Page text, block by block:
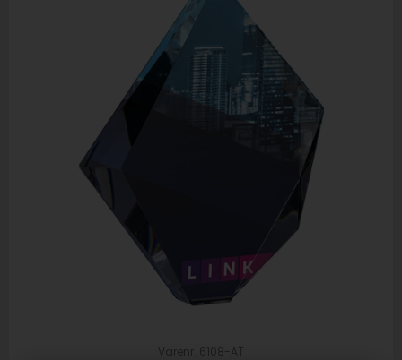
Varenr. 6108-AT